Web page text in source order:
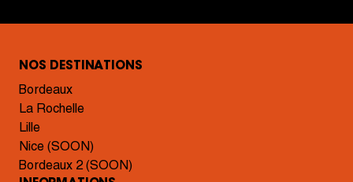
NOS DESTINATIONS
Bordeaux
La Rochelle
Lille
Nice (SOON)
Bordeaux 2 (SOON)